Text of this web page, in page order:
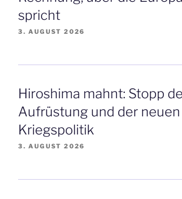
spricht
3. AUGUST 2026
Hiroshima mahnt: Stopp
Aufrüstung und der neuen
Kriegspolitik
3. AUGUST 2026